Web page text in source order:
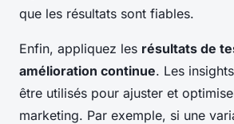
que les résultats sont fiables.
Enfin, appliquez les résultats de
amélioration continue. Les
être utilisés pour ajuster et
marketing. Par exemple, si une